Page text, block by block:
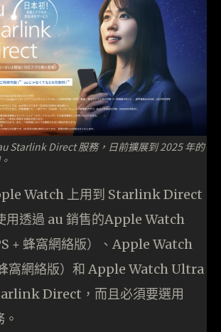
Starlink Direct 服務，日前擴展到 2025 年的
Watch 上用到 Starlink Direct
用透過 au 銷售的Apple Watch
+ 蜂窩網絡版）、Apple Watch
窩網絡版）和 Apple Watch Ultra
Direct，而且必須要選用